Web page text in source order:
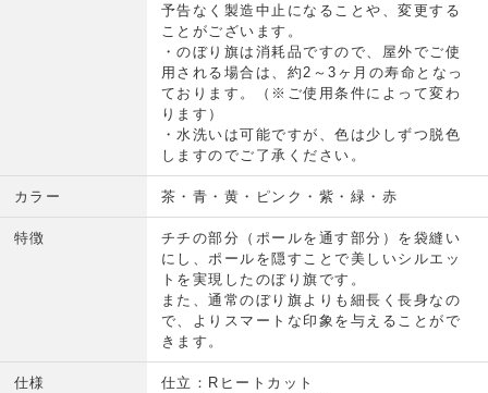
予告なく製造中止になることや、変更する
ことがございます。
・のぼり旗は消耗品ですので、屋外でご使
用される場合は、約2～3ヶ月の寿命となっ
ております。（※ご使用条件によって変わ
ります）
・水洗いは可能ですが、色は少しずつ脱色
しますのでご了承ください。
カラー 茶・青・黄・ピンク・紫・緑・赤
特徴
チチの部分（ポールを通す部分）を袋縫い
にし、ポールを隠すことで美しいシルエッ
トを実現したのぼり旗です。
また、通常のぼり旗よりも細長く長身なの
で、よりスマートな印象を与えることがで
きます。
仕様
仕立：Rヒートカット